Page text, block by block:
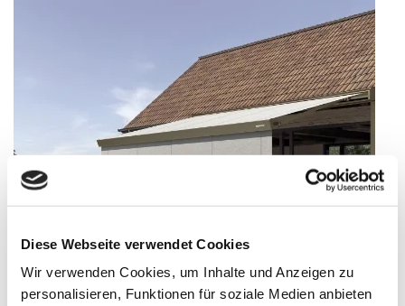
Diese Webseite verwendet Cookies
Wir verwenden Cookies, um Inhalte und Anzeigen zu
personalisieren, Funktionen für soziale Medien anbieten